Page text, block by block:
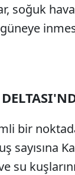
soğuk hava
bir
sayısına